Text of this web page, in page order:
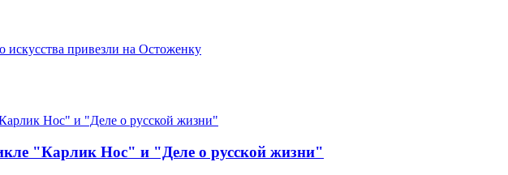
привезли на Остоженку
"Карлик Нос" и "Деле о русской жизни"